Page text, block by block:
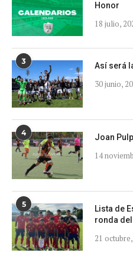
Honor
18 julio,
3 Así será
30 junio,
4 Joan
14
5
Lista de
ronda
21